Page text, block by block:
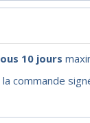
10 jours
commande